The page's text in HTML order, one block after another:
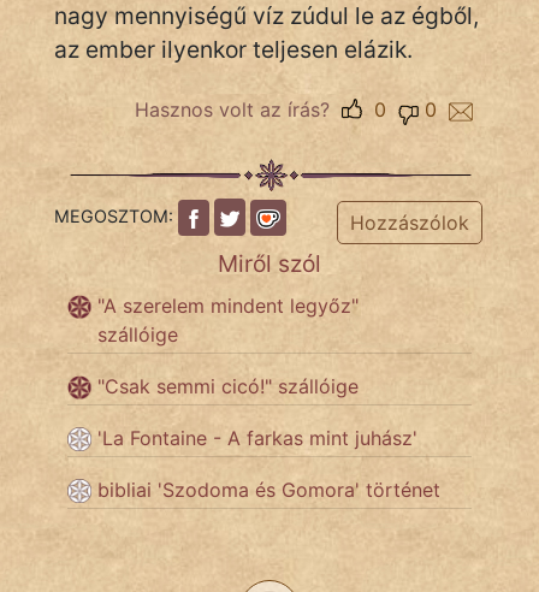
SZÓLÁS
KÖZMONDÁS
ÉLETMÓD
MAGYARSÁG
És
TÖRTÉNELEM
Népszerű szerzőink:
nagy mennyiségű víz zúdul le az égből,
az ember ilyenkor teljesen elázik.
Hasznos volt az írás? 0
0
MEGOSZTOM: Hozzászólok
Miről szól
"A szerelem mindent legyőz"
szállóige
"Csak semmi cicó!" szállóige
'La Fontaine - A farkas mint juhász'
bibliai 'Szodoma és Gomora' történet